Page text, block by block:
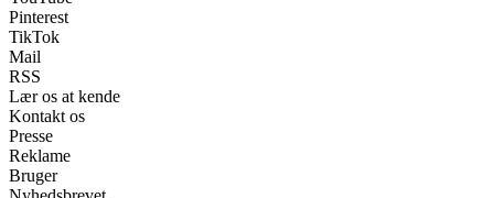
Pinterest
TikTok
Mail
RSS
Lær os at kende
Kontakt os
Presse
Reklame
Bruger